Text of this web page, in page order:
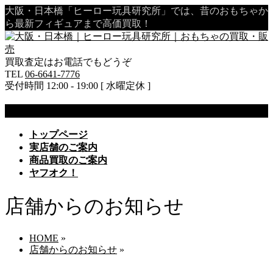
大阪・日本橋「ヒーロー玩具研究所」では、昔のおもちゃか
ら最新フィギュアまで高価買取！
買取査定はお電話でもどうぞ
TEL 06-6641-7776
受付時間 12:00 - 19:00 [ 水曜定休 ]
飛
ば
トップページ
実店舗のご案内
商品買取のご案内
ヤフオク！
店舗からのお知らせ
HOME »
店舗からのお知らせ »